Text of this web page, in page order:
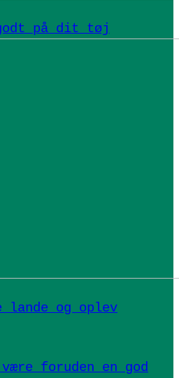
godt på dit tøj
lande og oplev
foruden en god